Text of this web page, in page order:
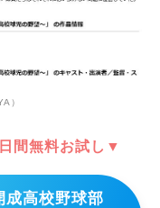
）
間無料お試し▼
成高校野球部